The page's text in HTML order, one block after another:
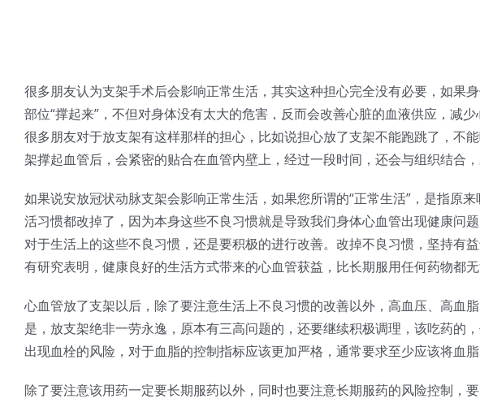
很多朋友认为支架手术后会影响正常生活，其实这种担心完全没有必要，如果
部位“撑起来”，不但对身体没有太大的危害，反而会改善心脏的血液供应，减少
很多朋友对于放支架有这样那样的担心，比如说担心放了支架不能跑跳了，不
架撑起血管后，会紧密的贴合在血管内壁上，经过一段时间，还会与组织结合
如果说安放冠状动脉支架会影响正常生活，如果您所谓的“正常生活”，是指原
活习惯都改掉了，因为本身这些不良习惯就是导致我们身体心血管出现健康问
对于生活上的这些不良习惯，还是要积极的进行改善。改掉不良习惯，坚持有
有研究表明，健康良好的生活方式带来的心血管获益，比长期服用任何药物都无
心血管放了支架以后，除了要注意生活上不良习惯的改善以外，高血压、高血
是，放支架绝非一劳永逸，原本有三高问题的，还要继续积极调理，该吃药
出现血栓的风险，对于血脂的控制指标应该更加严格，通常要求至少应该将血
除了要注意该用药一定要长期服药以外，同时也要注意长期服药的风险控制，